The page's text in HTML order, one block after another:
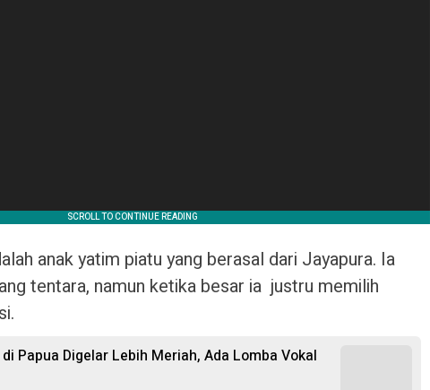
anak yatim piatu yang berasal dari Jayapura. Ia
tentara, namun ketika besar ia justru memilih
Papua Digelar Lebih Meriah, Ada Lomba Vokal